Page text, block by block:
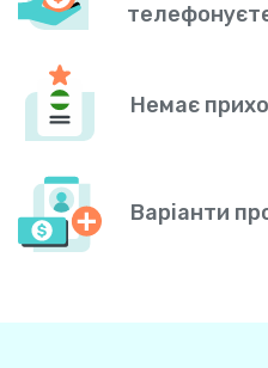
Немає
Варіанти